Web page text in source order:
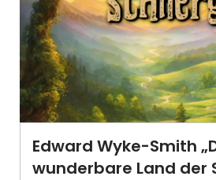
Edward Wyke-Smith
wunderbare Land der